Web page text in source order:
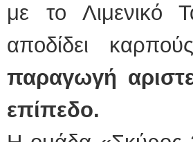
με το Λιμενικό
αποδίδει
παραγωγή
επίπεδο.